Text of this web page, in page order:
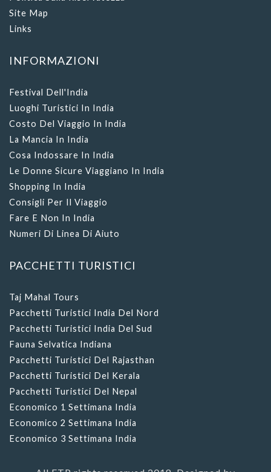
Site Map
Links
INFORMAZIONI
Festival Dell'India
Luoghi Turistici In India
Costo Del Viaggio In India
La Mancia In India
Cosa Indossare In India
Le Donne Sicure Viaggiano In India
Shopping In India
Consigli Per Il Viaggio
Fare E Non In India
Numeri Di Linea Di Aiuto
PACCHETTI TURISTICI
Taj Mahal Tours
Pacchetti Turistici India Del Nord
Pacchetti Turistici India Del Sud
Fauna Selvatica Indiana
Pacchetti Turistici Del Rajasthan
Pacchetti Turistici Del Kerala
Pacchetti Turistici Del Nepal
Economico 1 Settimana India
Economico 2 Settimana India
Economico 3 Settimana India